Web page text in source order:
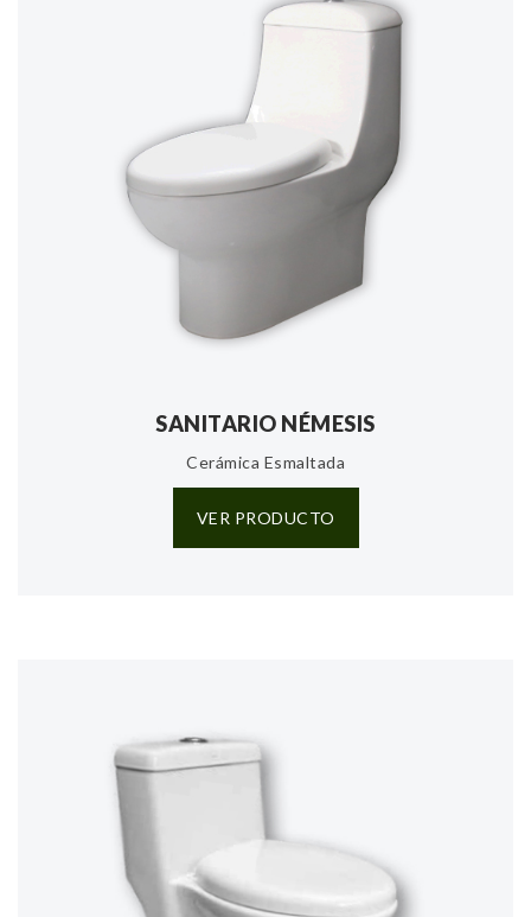
SANITARIO NÉMESIS
Cerámica Esmaltada
VER PRODUCTO